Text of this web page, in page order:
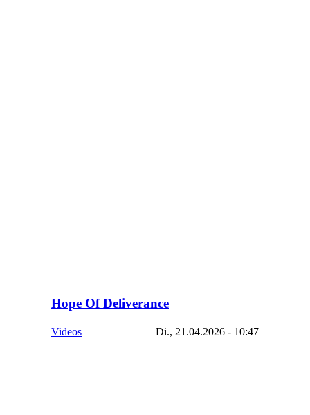
Hope Of Deliverance
Videos Di., 21.04.2026 - 10:47